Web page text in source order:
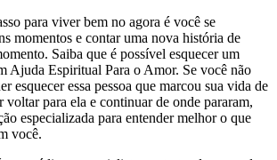
para viver bem no agora é você se
momentos e contar uma nova história de
Saiba que é possível esquecer um
Ajuda Espiritual Para o Amor. Se você não
esquecer essa pessoa que marcou sua vida de
voltar para ela e continuar de onde pararam,
especializada para entender melhor o que
você.